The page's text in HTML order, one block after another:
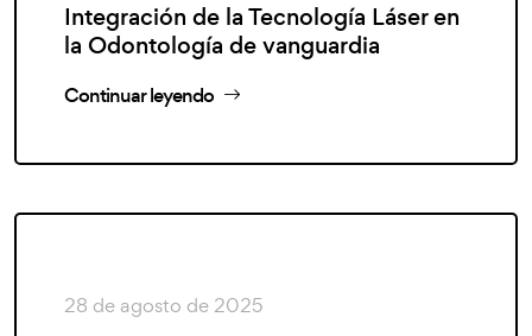
Integración de la Tecnología Láser en
la Odontología de vanguardia
Continuar leyendo
28 de agosto de 2025